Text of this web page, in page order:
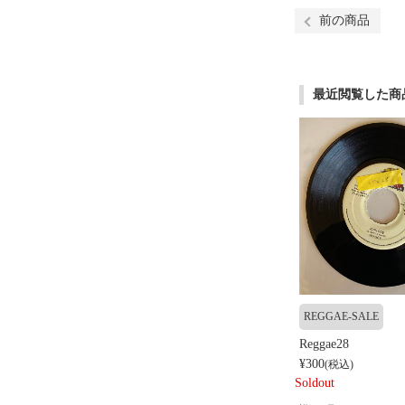
前の商品
最近閲覧した商
REGGAE-SALE
Reggae28
¥300(税込)
Soldout